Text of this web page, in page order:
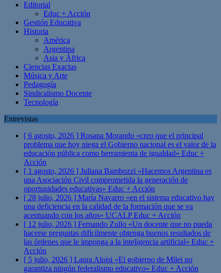
Editorial
Educ + Acción
Gestión Educativa
Historia
América
Argentina
Asia y África
Ciencias Exactas
Música y Arte
Pedagogía
Sindicalismo Docente
Tecnología
Entrevistas
[ 6 agosto, 2026 ] Rosana Morando «creo que el principal
problema que hoy niega el Gobierno nacional es el valor de la
educación pública como herramienta de igualdad» Educ +
Acción
[ 1 agosto, 2026 ] Juliana Bambozzi «Hacemos Argentina es
una Asociación Civil comprometida la generación de
oportunidades educativas» Educ + Acción
[ 28 julio, 2026 ] María Navarro «en el sistema educativo hay
una deficiencia en la calidad de la formación que se va
acentuando con los años» UCALPEduc + Acción
[ 12 julio, 2026 ] Fernando Zullo «Un docente que no pueda
hacerse preguntas difícilmente obtenga buenos resultados de
las órdenes que le imponga a la inteligencia artificial» Educ +
Acción
[ 5 julio, 2026 ] Laura Aloisi «El gobierno de Milei no
garantiza ningún federalismo educativo» Educ + Acción